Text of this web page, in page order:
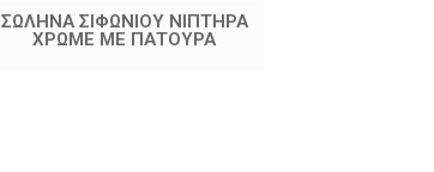
ΣΩΛΗΝΑ ΣΙΦΩΝΙΟΥ ΝΙΠΤΗΡΑ
ΧΡΩΜΕ ΜΕ ΠΑΤΟΥΡΑ